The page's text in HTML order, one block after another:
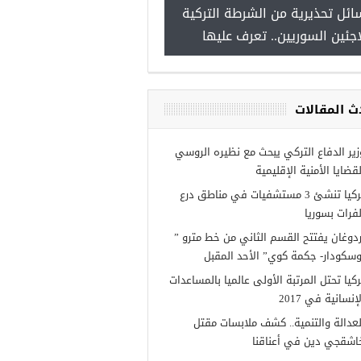
تحذيرية من الشرطة التركية
السوريين.. تعرف عليها
المقالات
الدفاع التركي يبحث مع نظيره الروسي
الأمنية الإقليمية
تركيا تنشئ 3 مستشفيات في مناطق درع
بسوريا
يفتتح القسم الثاني من خط مترو ”
جكمة كوي” الأحد المقبل
تحتل المرتبة الأولى عالميا بالمساعدات
في 2017
والتنمية.. كشف ملابسات مقتل
دين في أعناقنا